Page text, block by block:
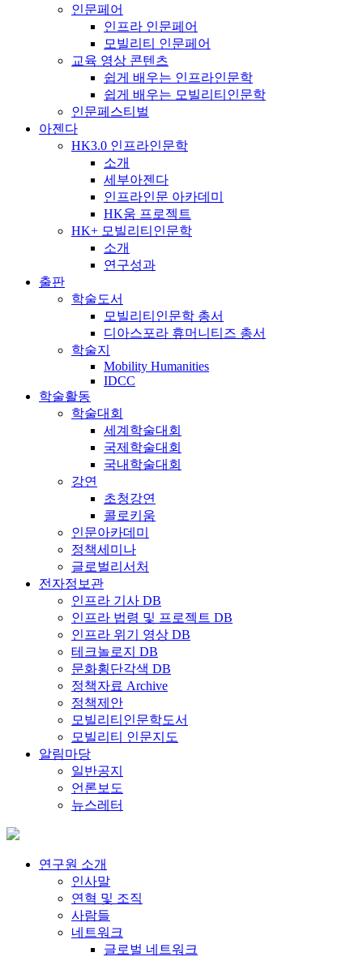
인문페어
인프라 인문페어
모빌리티 인문페어
교육 영상 콘텐츠
쉽게 배우는 인프라인문학
쉽게 배우는 모빌리티인문학
인문페스티벌
아젠다
HK3.0 인프라인문학
소개
세부아젠다
인프라인문 아카데미
HK움 프로젝트
HK+ 모빌리티인문학
소개
연구성과
출판
학술도서
모빌리티인문학 총서
디아스포라 휴머니티즈 총서
학술지
Mobility Humanities
IDCC
학술활동
학술대회
세계학술대회
국제학술대회
국내학술대회
강연
초청강연
콜로키움
인문아카데미
정책세미나
글로벌리서처
전자정보관
인프라 기사 DB
인프라 법령 및 프로젝트 DB
인프라 위기 영상 DB
테크놀로지 DB
문화횡단각색 DB
정책자료 Archive
정책제안
모빌리티인문학도서
모빌리티 인문지도
알림마당
일반공지
언론보도
뉴스레터
연구원 소개
인사말
연혁 및 조직
사람들
네트워크
글로벌 네트워크